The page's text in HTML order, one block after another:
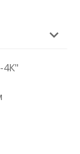
4К"